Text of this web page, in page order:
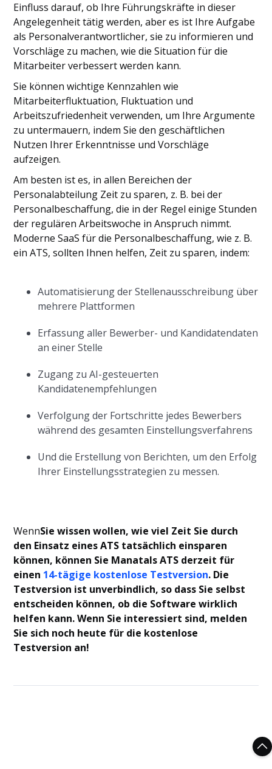
Einfluss darauf, ob Ihre Führungskräfte in dieser
Angelegenheit tätig werden, aber es ist Ihre Aufgabe
als Personalverantwortlicher, sie zu informieren und
Vorschläge zu machen, wie die Situation für die
Mitarbeiter verbessert werden kann.
Sie können wichtige Kennzahlen wie
Mitarbeiterfluktuation, Fluktuation und
Arbeitszufriedenheit verwenden, um Ihre Argumente
zu untermauern, indem Sie den geschäftlichen
Nutzen Ihrer Erkenntnisse und Vorschläge
aufzeigen.
Am besten ist es, in allen Bereichen der
Personalabteilung Zeit zu sparen, z. B. bei der
Personalbeschaffung, die in der Regel einige Stunden
der regulären Arbeitswoche in Anspruch nimmt.
Moderne SaaS für die Personalbeschaffung, wie z. B.
ein ATS, sollten Ihnen helfen, Zeit zu sparen, indem:
Automatisierung der Stellenausschreibung über
mehrere Plattformen
Erfassung aller Bewerber- und Kandidatendaten
an einer Stelle
Zugang zu AI-gesteuerten
Kandidatenempfehlungen
Verfolgung der Fortschritte jedes Bewerbers
während des gesamten Einstellungsverfahrens
Und die Erstellung von Berichten, um den Erfolg
Ihrer Einstellungsstrategien zu messen.
‍WennSie wissen wollen, wie viel Zeit Sie durch
den Einsatz eines ATS tatsächlich einsparen
können, können Sie Manatals ATS derzeit für
einen 14-tägige kostenlose Testversion. Die
Testversion ist unverbindlich, so dass Sie selbst
entscheiden können, ob die Software wirklich
helfen kann. Wenn Sie interessiert sind, melden
Sie sich noch heute für die kostenlose
Testversion an!